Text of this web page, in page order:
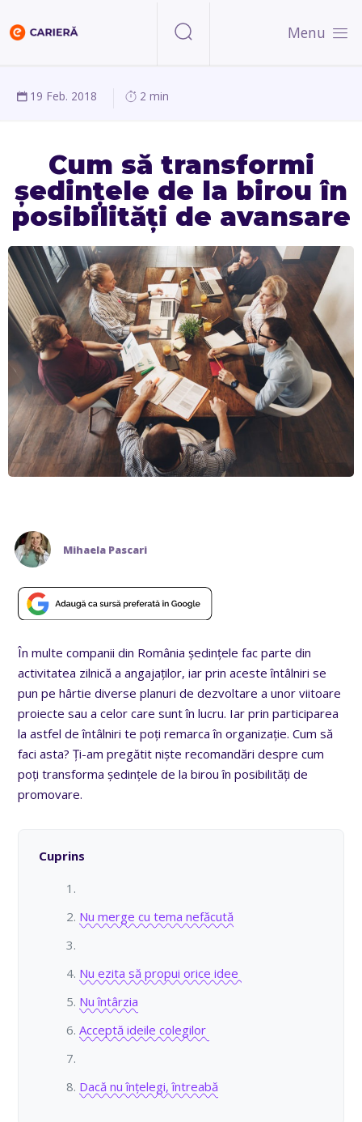
Menu
19 Feb. 2018 2 min
Cum să transformi
ședințele de la birou în
posibilități de avansare
Mihaela Pascari
În multe companii din România ședințele fac parte din
activitatea zilnică a angajaților, iar prin aceste întâlniri se
pun pe hârtie diverse planuri de dezvoltare a unor viitoare
proiecte sau a celor care sunt în lucru. Iar prin participarea
la astfel de întâlniri te poți remarca în organizație. Cum să
faci asta? Ți-am pregătit niște recomandări despre cum
poți transforma ședințele de la birou în posibilități de
promovare.
Cuprins
Nu merge cu tema nefăcută
Nu ezita să propui orice idee
Nu întârzia
Acceptă ideile colegilor
Dacă nu înțelegi, întreabă